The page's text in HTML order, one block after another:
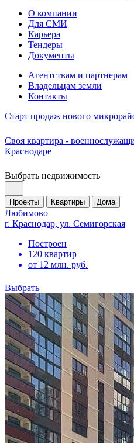
О компании
Для СМИ
Карьера
Тендеры
Документы
Агентствам и партнерам
Владельцам земли
Контакты
Старт продаж нового
Своя квартира -
Краснодаре
Выбрать недвижимость
Проекты Квартиры Дома
Любимово
г. Краснодар, ул. Семигорская
Построен
120 квартир
от 12 млн. руб.
Выбрать